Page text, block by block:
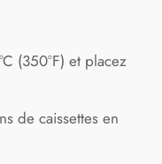
(350°F) et placez
de caissettes en